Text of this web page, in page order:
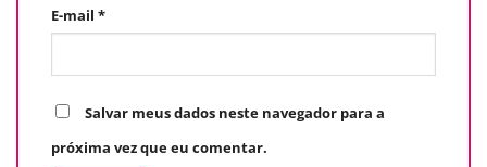
E-mail *
Salvar meus dados neste navegador para a
próxima vez que eu comentar.